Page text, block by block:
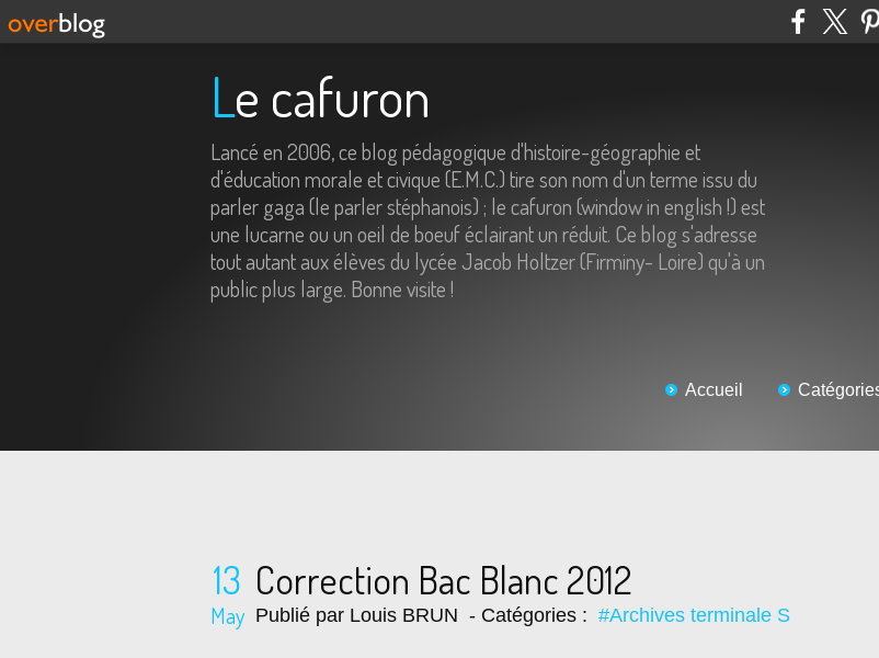
Le cafuron
Lancé en 2006, ce blog pédagogique d'histoire-géographie et
d'éducation morale et civique (E.M.C.) tire son nom d'un terme issu du
parler gaga (le parler stéphanois) ; le cafuron (window in english !) est
une lucarne ou un oeil de boeuf éclairant un réduit. Ce blog s'adresse
tout autant aux élèves du lycée Jacob Holtzer (Firminy- Loire) qu'à un
public plus large. Bonne visite !
Accueil
13
May
Correction Bac Blanc 2012
Publié par Louis BRUN - Catégories : #Archives terminale S